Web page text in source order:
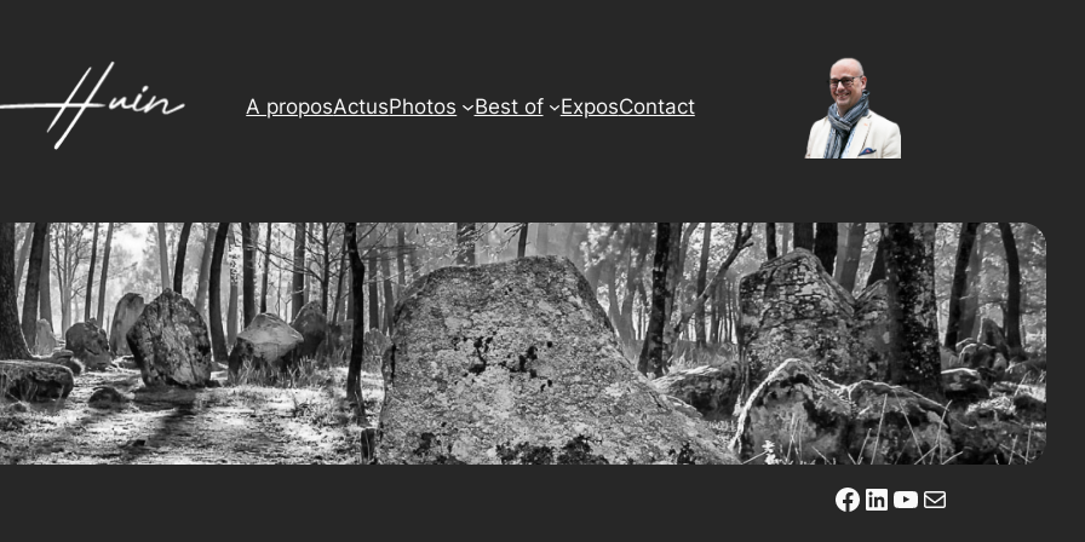
A proposActusPhotos Best of ExposContact
Facebook LinkedIn YouTube E-mail